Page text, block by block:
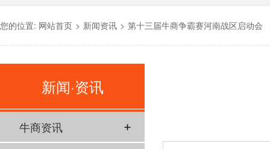
您的位置: 网站首页 > 新闻资讯 > 第十三届牛商争霸赛河南战区启动会
新闻·资讯
牛商资讯